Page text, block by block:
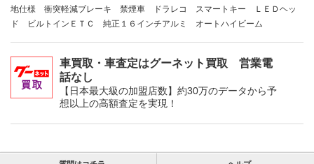
地仕様 衝突軽減ブレーキ 禁煙車 ドラレコ スマートキー ＬＥＤヘッ
ド ビルトインＥＴＣ 純正１６インチアルミ オートハイビーム
車買取・車査定はグーネット買取 営業電
話なし
【日本最大級の加盟店数】約30万のデータから予
想以上の高額査定を実現！